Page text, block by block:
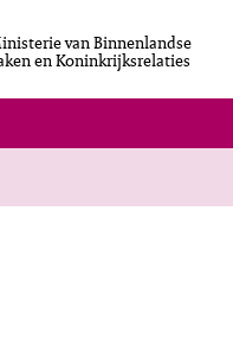
van Binnenlandse
en Koninkrijksrelaties